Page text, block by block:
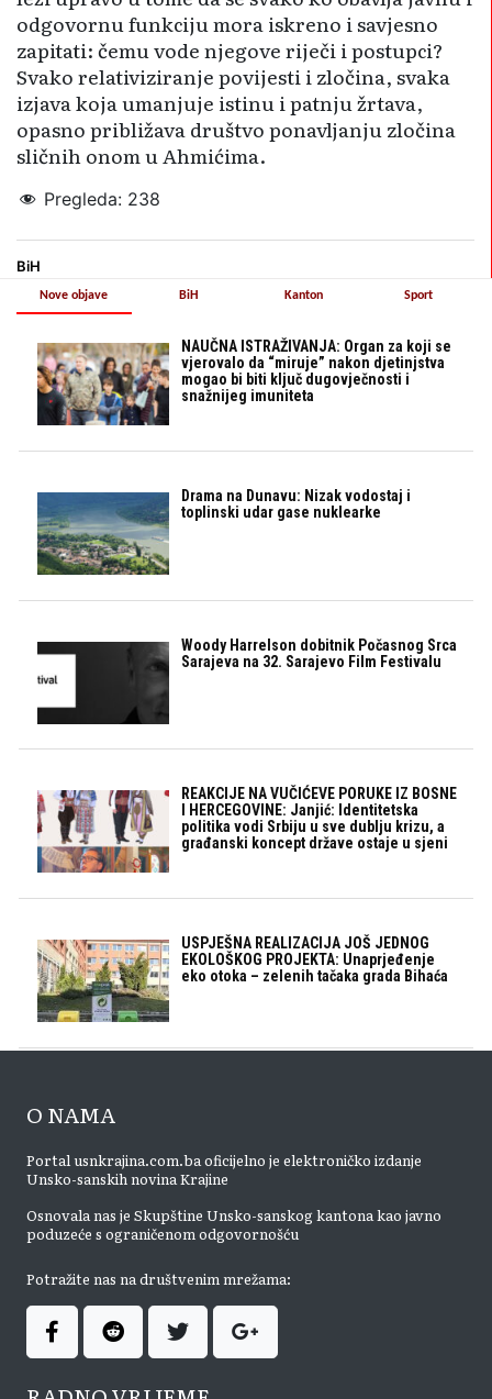
odgovornu funkciju mora iskreno i savjesno
zapitati: čemu vode njegove riječi i postupci?
Svako relativiziranje povijesti i zločina, svaka
izjava koja umanjuje istinu i patnju žrtava,
opasno približava društvo ponavljanju zločina
sličnih onom u Ahmićima.
Pregleda: 238
BiH
Nove objave
NAUČNA ISTRAŽIVANJA: Organ za koji se
vjerovalo da “miruje” nakon djetinjstva
mogao bi biti ključ dugovječnosti i
snažnijeg imuniteta
Drama na Dunavu: Nizak vodostaj i
toplinski udar gase nuklearke
Woody Harrelson dobitnik Počasnog Srca
Sarajeva na 32. Sarajevo Film Festivalu
REAKCIJE NA VUČIĆEVE PORUKE IZ BOSNE
I HERCEGOVINE: Janjić: Identitetska
politika vodi Srbiju u sve dublju krizu, a
građanski koncept države ostaje u sjeni
USPJEŠNA REALIZACIJA JOŠ JEDNOG
EKOLOŠKOG PROJEKTA: Unaprjeđenje
eko otoka – zelenih tačaka grada Bihaća
BiH Kanton Sport
O NAMA
Portal usnkrajina.com.ba oficijelno je elektroničko izdanje
Unsko-sanskih novina Krajine
Osnovala nas je Skupštine Unsko-sanskog kantona kao javno
poduzeće s ograničenom odgovornošću
Potražite nas na društvenim mrežama: